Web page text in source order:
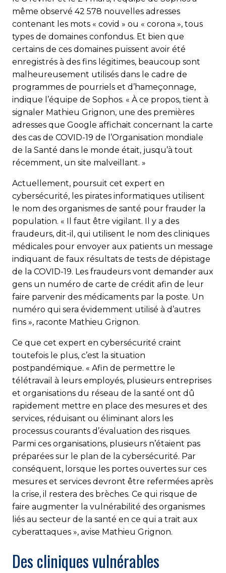
même observé 42 578 nouvelles adresses
contenant les mots « covid » ou « corona », tous
types de domaines confondus. Et bien que
certains de ces domaines puissent avoir été
enregistrés à des fins légitimes, beaucoup sont
malheureusement utilisés dans le cadre de
programmes de pourriels et d’hame­çonnage,
indique l’équipe de Sophos. « À ce propos, tient à
signaler Mathieu Grignon, une des premières
adresses que Google affichait concernant la carte
des cas de COVID-19 de l’Organisation mondiale
de la Santé dans le monde était, jusqu’à tout
récemment, un site malveillant. »
Actuellement, poursuit cet expert en
cybersécurité, les pirates informatiques utilisent
le nom des organismes de santé pour frauder la
population. « Il faut être vigilant. Il y a des
fraudeurs, dit-il, qui utilisent le nom des cliniques
médicales pour envoyer aux patients un message
indiquant de faux résultats de tests de dépistage
de la COVID-19. Les fraudeurs vont demander aux
gens un numéro de carte de crédit afin de leur
faire parvenir des médicaments par la poste. Un
numéro qui sera évidemment utilisé à d’autres
fins », raconte Mathieu Grignon.
Ce que cet expert en cybersécurité craint
toutefois le plus, c’est la situation
postpandémique. « Afin de permettre le
télétravail à leurs employés, plusieurs entreprises
et organisations du réseau de la santé ont dû
rapidement mettre en place des mesures et des
services, réduisant ou éliminant alors les
processus courants d’évaluation des risques.
Parmi ces organisations, plusieurs n’étaient pas
préparées sur le plan de la cybersécurité. Par
conséquent, lorsque les portes ouvertes sur ces
mesures et services devront être refermées après
la crise, il restera des brèches. Ce qui risque de
faire augmenter la vulnérabilité des organismes
liés au secteur de la santé en ce qui a trait aux
cyberattaques », avise Mathieu Grignon.
Des cliniques vulnérables